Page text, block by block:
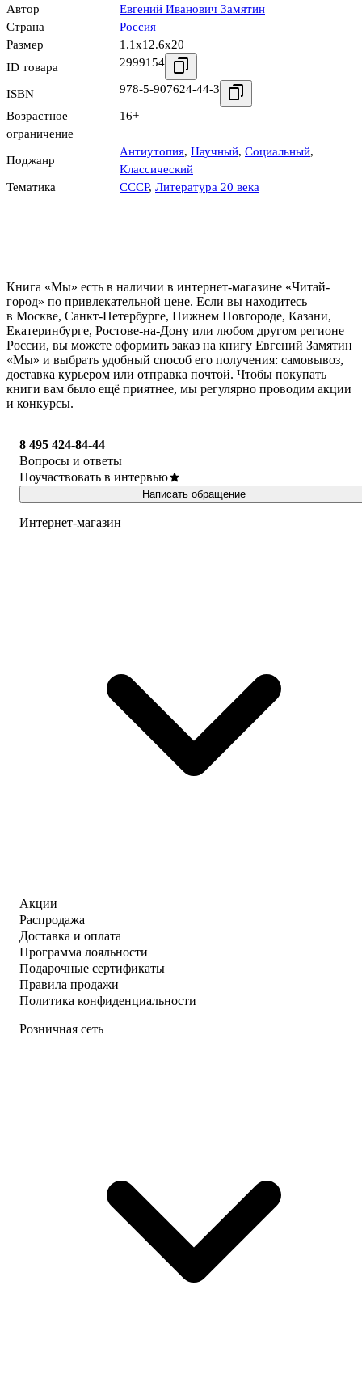
Автор
Евгений Иванович Замятин
Страна
Россия
Размер
1.1x12.6x20
ID товара
2999154
ISBN 978-5-907624-44-3
Возрастное
ограничение
16+
Поджанр
Антиутопия, Научный, Социальный,
Классический
Тематика
СССР, Литература 20 века
Книга «Мы» есть в наличии в интернет-магазине «Читай-
город» по привлекательной цене. Если вы находитесь
в Москве, Санкт-Петербурге, Нижнем Новгороде, Казани,
Екатеринбурге, Ростове-на-Дону или любом другом регионе
России, вы можете оформить заказ на книгу Евгений Замятин
«Мы» и выбрать удобный способ его получения: самовывоз,
доставка курьером или отправка почтой. Чтобы покупать
книги вам было ещё приятнее, мы регулярно проводим акции
и конкурсы.
8 495 424-84-44
Вопросы и ответы
Поучаствовать в интервью
Написать обращение
Интернет-магазин
Акции
Распродажа
Доставка и оплата
Программа лояльности
Подарочные сертификаты
Правила продажи
Политика конфиденциальности
Розничная сеть